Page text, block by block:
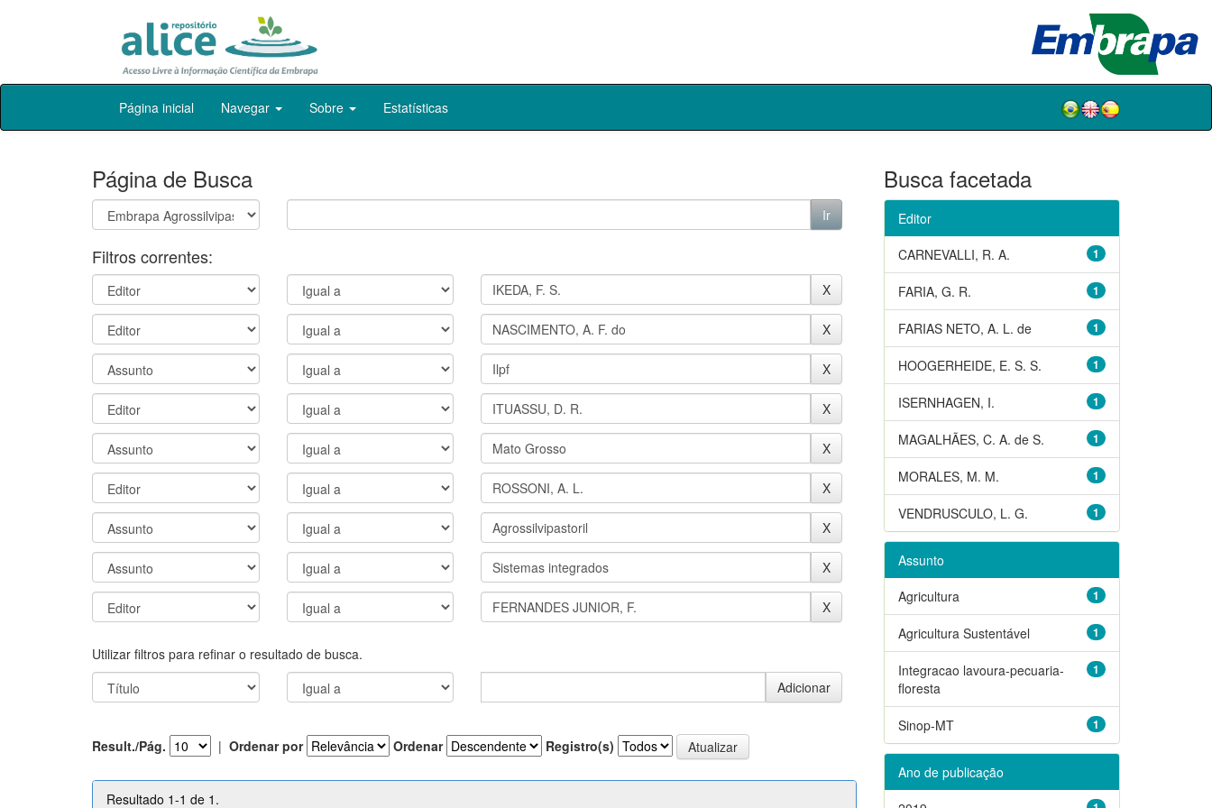
Skip
Página inicial Navegar Sobre Estatísticas
Página de Busca
Filtros correntes:
Utilizar filtros para refinar o resultado de busca.
Result./Pág. | Ordenar por Ordenar Registro(s)
Resultado 1-1 de 1.
Busca facetada
Editor
1
CARNEVALLI, R. A.
1
FARIA, G. R.
1
FARIAS NETO, A. L. de
1
HOOGERHEIDE, E. S. S.
1
ISERNHAGEN, I.
1
MAGALHÃES, C. A. de S.
1
MORALES, M. M.
1
VENDRUSCULO, L. G.
Assunto
1
Agricultura
1
Agricultura Sustentável
1
Integracao lavoura-pecuaria-
floresta
1
Sinop-MT
Ano de publicação